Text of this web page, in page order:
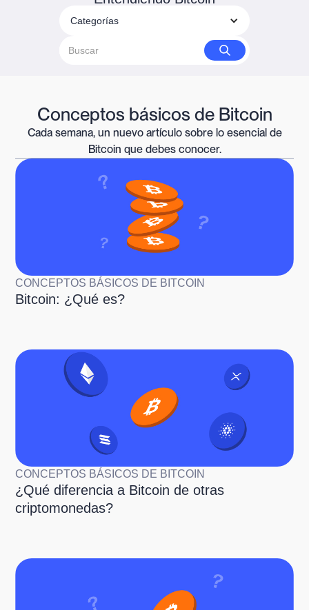
Categorías
Conceptos básicos de Bitcoin
Cada semana, un nuevo artículo sobre lo esencial de
Bitcoin que debes conocer.
CONCEPTOS BÁSICOS DE BITCOIN
Bitcoin: ¿Qué es?
CONCEPTOS BÁSICOS DE BITCOIN
¿Qué diferencia a Bitcoin de otras
criptomonedas?